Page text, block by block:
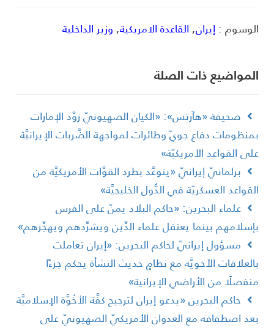
:إيران,القاعدة الامريكية,وزير الداخلية
ذات الصلة
صحيفة «هآرتس»: «الكيان الصهيونيّ زوَّد الإمارات
دفاع جويّ وطائرات لمواجهة الضَّربات الإيرانيَّة
القواعد الأمريكيّة»
برلمانيّ إيرانيّ «يتوعَّد بطرد القوَّات الأمريكيَّة من
العسكريّة في الدُّول الخليجيَّة»
علماء البحرين: «حاكم البلاد يمنّ على الفرس
بينما يعتقل علماء الدِّين ويشرِّدهم ويهجِّرهم»
مسؤول إيرانيّ لحاكم البحرين: «إيران تعاملت
الأخويَّة مع نظامٍ حديث النشأة يحكم جزءًا
من الأراضي الإيرانية»
حاكم البحرين «يدعو إيران لترجيح كفَّة الأخُوَّة الإسلاميَّة
اصطفافه مع العدوان الأمريكيّ الصهيونيّ على